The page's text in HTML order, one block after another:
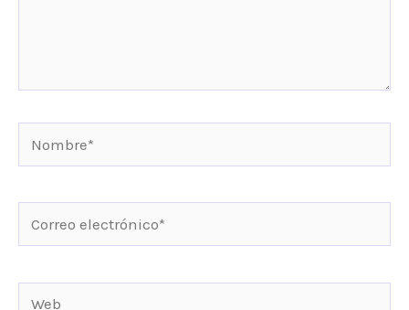
Nombre*
electrónico*